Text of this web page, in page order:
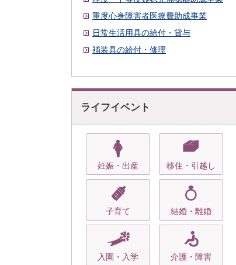
重度心身障害者医療費助成事業
日常生活用具の給付・貸与
補装具の給付・修理
ライフイベント
妊娠・出産 移住・引越し
子育て 結婚・離婚
入園・入学 介護・障害